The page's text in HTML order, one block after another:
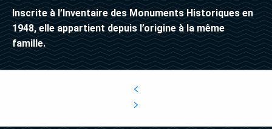
Inscrite à l’Inventaire des Monuments Historiques en
1948, elle appartient depuis l’origine à la même
famille.